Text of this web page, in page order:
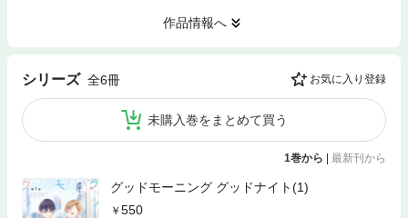
作品情報へ
シリーズ 全6冊 お気に入り登録
未購入巻をまとめて買う
1巻から | 最新刊から
グッドモーニング グッドナイト(1)
550